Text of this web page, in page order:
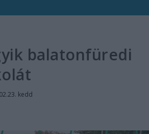
balatonfüredi
kedd